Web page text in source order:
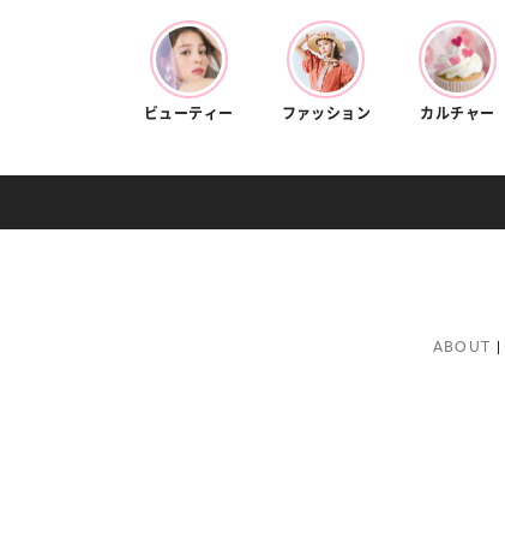
ビューティー ファッション カルチャー
ABOUT